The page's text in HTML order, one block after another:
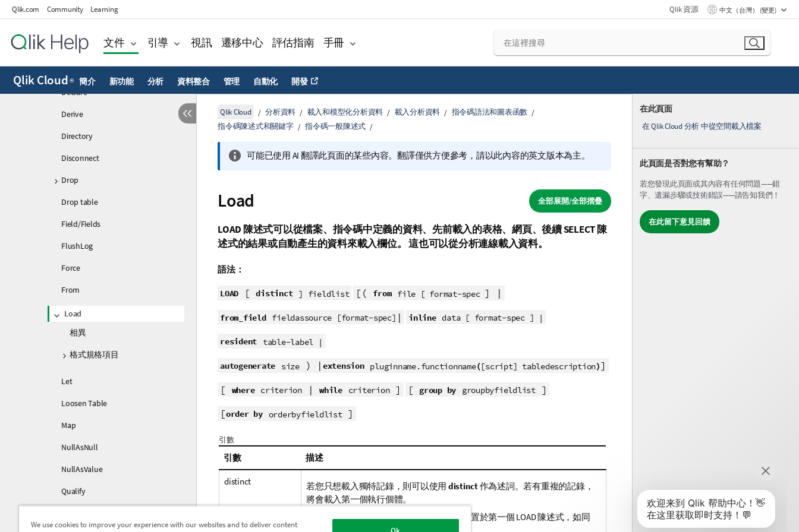
Qlik.com Community Learning Qlik 資源 中文（台灣） (變更)
文件 引導 視訊 遷移中心 評估指南 手冊
Qlik Cloud ® 簡介 新功能 分析 資料整合 管理 自動化 開發
Comment table
Constrain
Create relationship
Declare
Derive
Directory
Disconnect
Drop
Drop table
Field/Fields
FlushLog
Force
From
Load
相異
格式規格項目
Let
Loosen Table
Map
NullAsNull
NullAsValue
Qualify
在此頁面
在 Qlik Cloud 分析 中從空間載入檔案
此頁面是否對您有幫助？
若您發現此頁面或其內容有任何問題——錯
字、遺漏步驟或技術錯誤——請告知我們！
在此留下意見回饋
Qlik Cloud 分析資料 載入和模型化分析資料 載入分析資料
指令碼語法和圖表函數
指令碼陳述式和關鍵字
指令碼一般陳述式
可能已使用 AI 翻譯此頁面的某些內容。翻譯僅供方便參考，請以此內容的英文版本為主。
全部展開/全部摺疊
Load
LOAD 陳述式可以從檔案、指令碼中定義的資料、先前載入的表格、網頁、後續SELECT 陳
述式的結果或自動產生的資料來載入欄位。 這也可以從分析連線載入資料。
語法：
LOAD [distinct ] fieldlist [( from file [ format-spec ] |
from_field fieldassource [format-spec] | inline data [ format-spec ] |
resident table-label |
autogenerate size) | extension pluginname.functionname([script] tabledescription)]
[ where criterion| while criterion] [ group by groupbyfieldlist]
[order by orderbyfieldlist]
引數
引數 描述
distinct 若您只想載入獨特記錄，則可以使用 distinct作為述詞。若有重複的記錄，
將會載入第一個執行個體。
若您正在使用前置載入，您需要將distinct
置於第一個 LOAD 陳述式，如同
We use cookies to improve your experience with our websites and to deliver content